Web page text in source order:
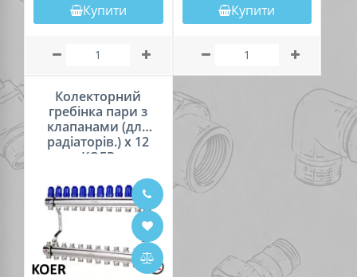
Купити Купити
Колекторний
гребінка пари з
клапанами (для
радіаторів.) х 12
KOER